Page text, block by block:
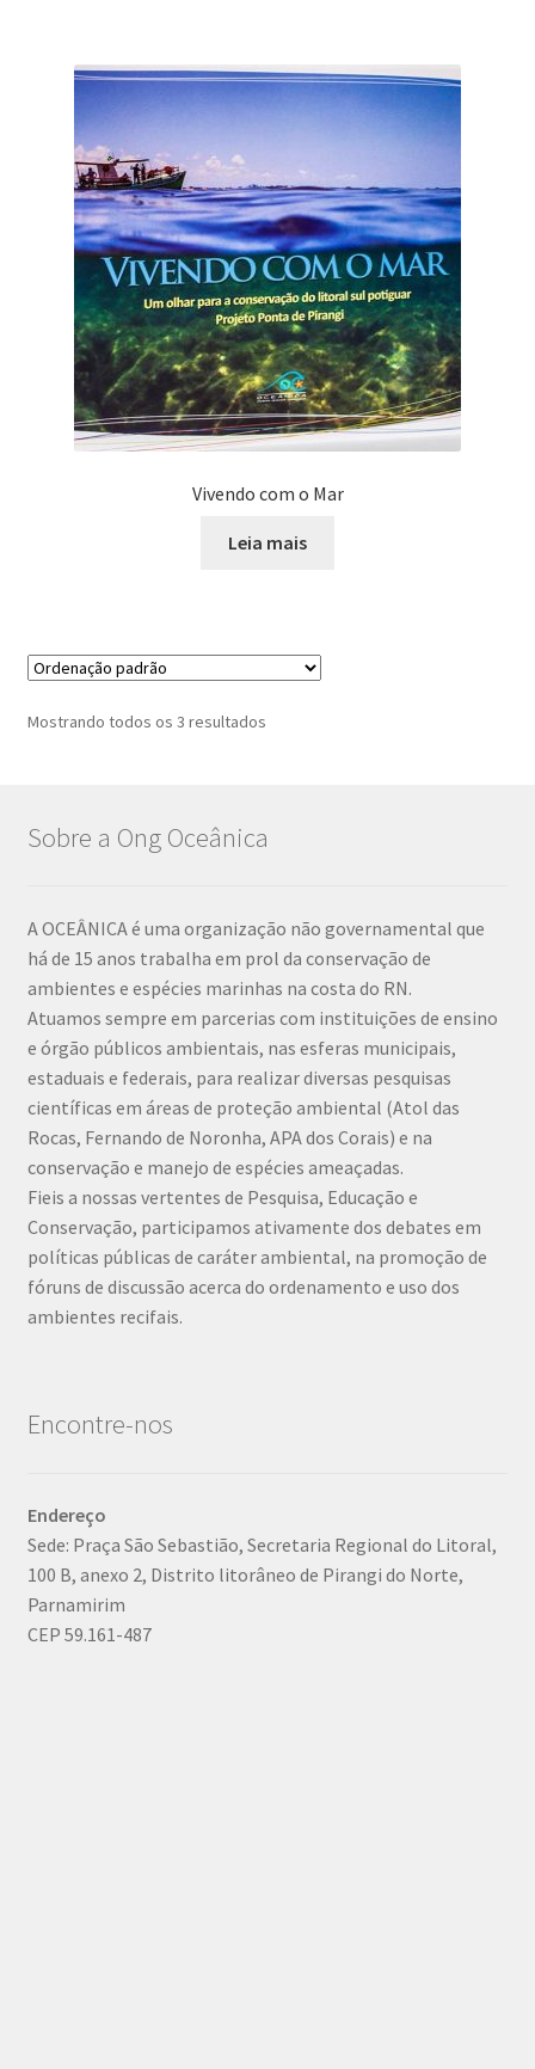
Vivendo com o Mar
Leia mais
Mostrando todos os 3 resultados
Sobre a Ong Oceânica
A OCEÂNICA é uma organização não governamental que
há de 15 anos trabalha em prol da conservação de
ambientes e espécies marinhas na costa do RN.
Atuamos sempre em parcerias com instituições de ensino
e órgão públicos ambientais, nas esferas municipais,
estaduais e federais, para realizar diversas pesquisas
científicas em áreas de proteção ambiental (Atol das
Rocas, Fernando de Noronha, APA dos Corais) e na
conservação e manejo de espécies ameaçadas.
Fieis a nossas vertentes de Pesquisa, Educação e
Conservação, participamos ativamente dos debates em
políticas públicas de caráter ambiental, na promoção de
fóruns de discussão acerca do ordenamento e uso dos
ambientes recifais.
Encontre-nos
Endereço
Sede: Praça São Sebastião, Secretaria Regional do Litoral,
100 B, anexo 2, Distrito litorâneo de Pirangi do Norte,
Parnamirim
CEP 59.161-487